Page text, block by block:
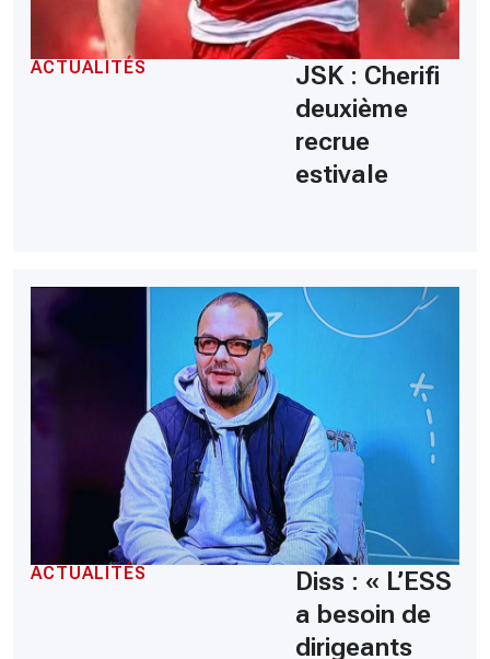
ACTUALITÉS
JSK : Cherifi
deuxième
recrue
estivale
ACTUALITÉS
Diss : « L’ESS
a besoin de
dirigeants